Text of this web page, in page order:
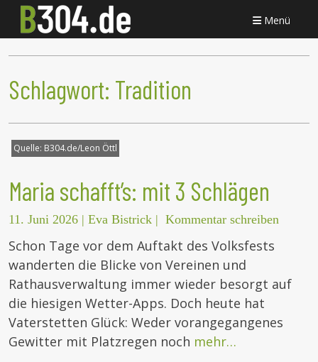
Menü
Schlagwort: Tradition
Quelle: B304.de/Leon Öttl
Maria schafft’s: mit 3 Schlägen
11. Juni 2026 | Eva Bistrick | Kommentar schreiben
Schon Tage vor dem Auftakt des Volksfests
wanderten die Blicke von Vereinen und
Rathausverwaltung immer wieder besorgt auf
die hiesigen Wetter-Apps. Doch heute hat
Vaterstetten Glück: Weder vorangegangenes
Gewitter mit Platzregen noch mehr…